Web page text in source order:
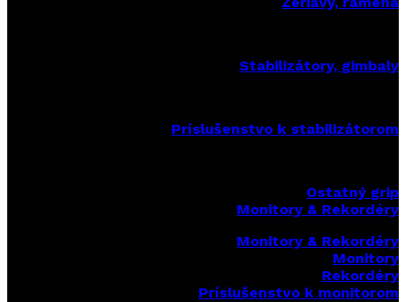
Stabilizátory, gimbaly
Príslušenstvo k stabilizátorom
Ostatný grip
Monitory & Rekordéry
Monitory & Rekordéry
Monitory
Rekordéry
Príslušenstvo k monitorom